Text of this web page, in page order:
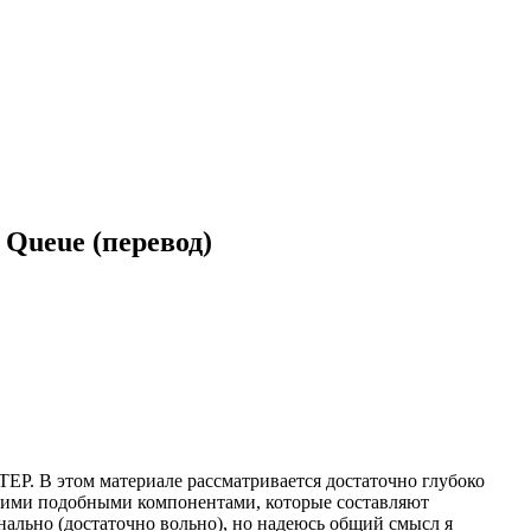
(перевод)
В этом материале рассматривается достаточно глубоко
подобными компонентами, которые составляют
(достаточно вольно), но надеюсь общий смысл я